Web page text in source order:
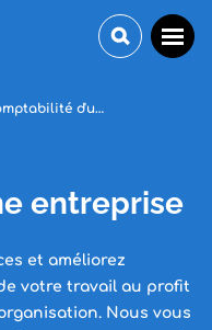
entreprise
et améliorez
votre travail au profit
Nous vous
Comptabilité d'une entreprise